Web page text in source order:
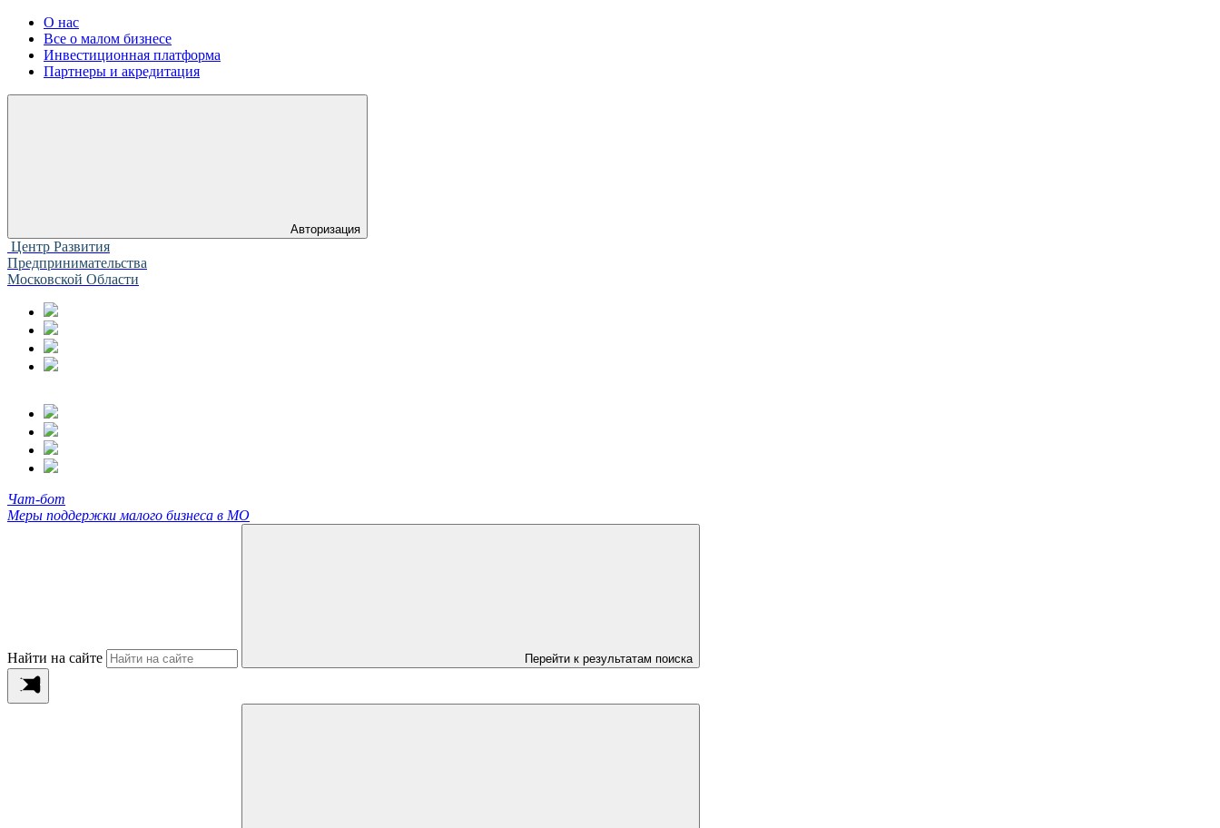
О нас
Все о малом бизнесе
Инвестиционная платформа
Партнеры и акредитация
Авторизация
Центр Развития
Предпринимательства
Московской Области
Чат-бот
Меры поддержки малого бизнеса в МО
Найти на сайте Перейти к результатам поиска